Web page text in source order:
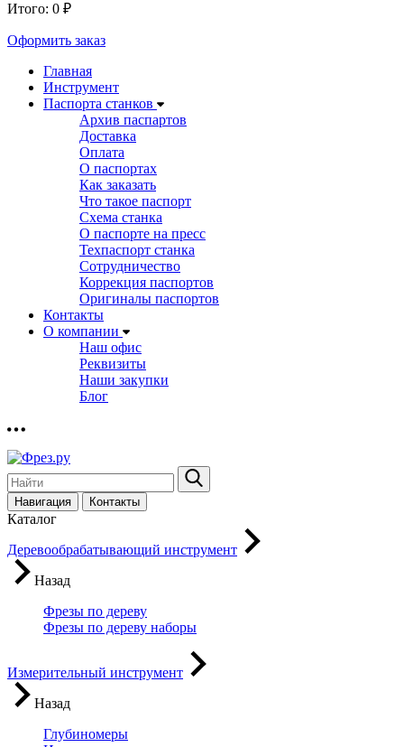
Итого: 0 ₽
Оформить заказ
Главная
Инструмент
Паспорта станков
Архив паспартов
Доставка
Оплата
О паспортах
Как заказать
Что такое паспорт
Схема станка
О паспорте на пресс
Техпаспорт станка
Сотрудничество
Коррекция паспортов
Оригиналы паспортов
Контакты
О компании
Наш офис
Реквизиты
Наши закупки
Блог
Навигация Контакты
Каталог
Деревообрабатывающий инструмент
Назад
Фрезы по дереву
Фрезы по дереву наборы
Измерительный инструмент
Назад
Глубиномеры